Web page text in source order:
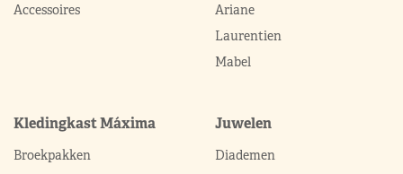
Accessoires
Ariane
Laurentien
Mabel
Kledingkast Máxima
Broekpakken
Juwelen
Diademen